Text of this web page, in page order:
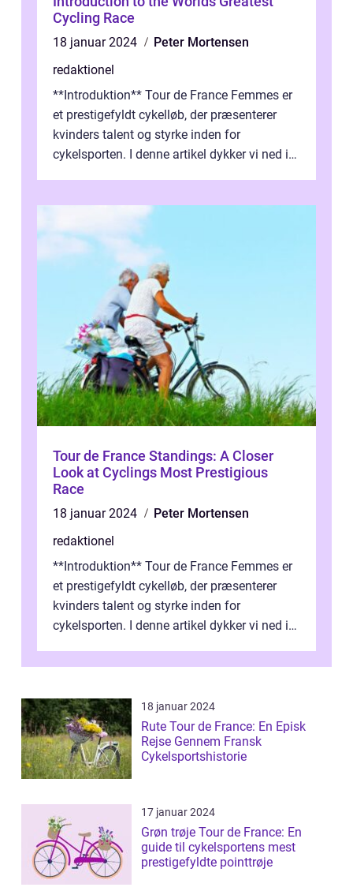
Cycling Race
18 januar 2024
Peter Mortensen
redaktionel
**Introduktion** Tour de France Femmes er
et prestigefyldt cykelløb, der præsenterer
kvinders talent og styrke inden for
cykelsporten. I denne artikel dykker vi ned i
Tour de France Standings: A Closer
Look at Cyclings Most Prestigious
Race
18 januar 2024
Peter Mortensen
redaktionel
**Introduktion** Tour de France Femmes er
et prestigefyldt cykelløb, der præsenterer
kvinders talent og styrke inden for
cykelsporten. I denne artikel dykker vi ned i
18 januar 2024
Rute Tour de France: En Episk
Rejse Gennem Fransk
Cykelsportshistorie
17 januar 2024
Grøn trøje Tour de France: En
guide til cykelsportens mest
prestigefyldte pointtrøje